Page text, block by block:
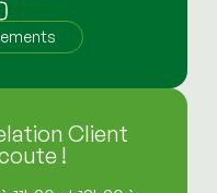
Client
!